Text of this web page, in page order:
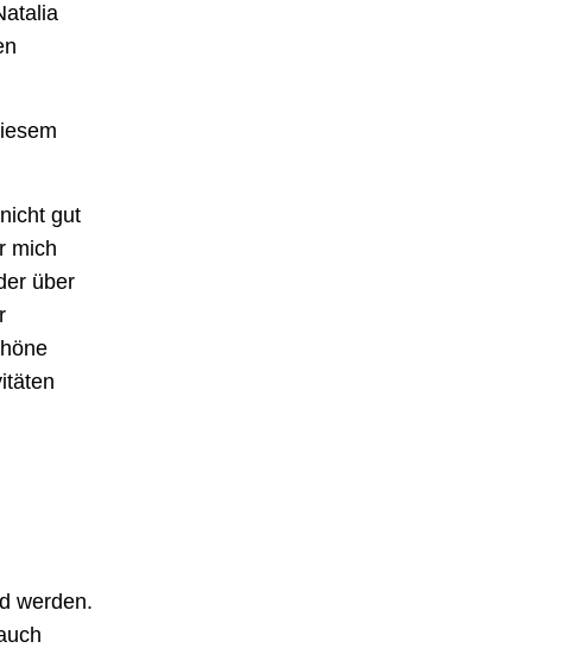
gut
mich
über
werden.